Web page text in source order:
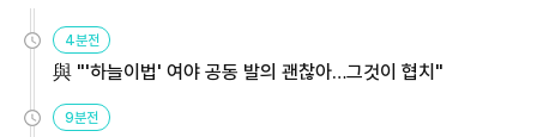
4분전
與 "'하늘이법' 여야 공동 발의 괜찮아…그것이 협치"
9분전